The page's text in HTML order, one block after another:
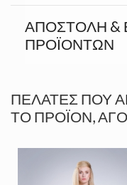
ΑΠΟΣΤΟΛΉ &
ΠΡΟΪΟΝΤΩΝ
ΠΕΛΆΤΕΣ ΠΟΥ
ΤΟ ΠΡΟΪΌΝ,